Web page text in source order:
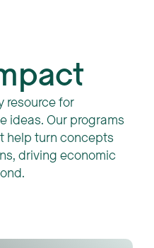
resource for
ideas. Our programs
help turn concepts
driving economic